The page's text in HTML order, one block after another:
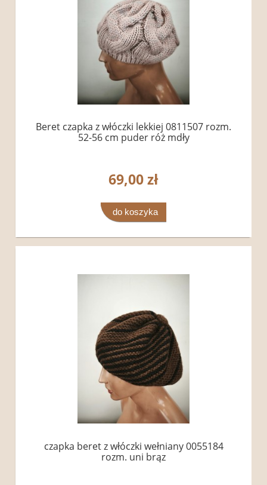
Beret czapka z włóczki lekkiej 0811507 rozm.
52-56 cm puder róż mdły
69,00 zł
do koszyka
czapka beret z włóczki wełniany 0055184
rozm. uni brąz